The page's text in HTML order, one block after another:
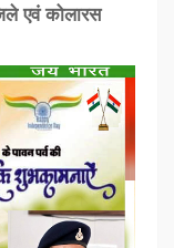
एवं कोलारस